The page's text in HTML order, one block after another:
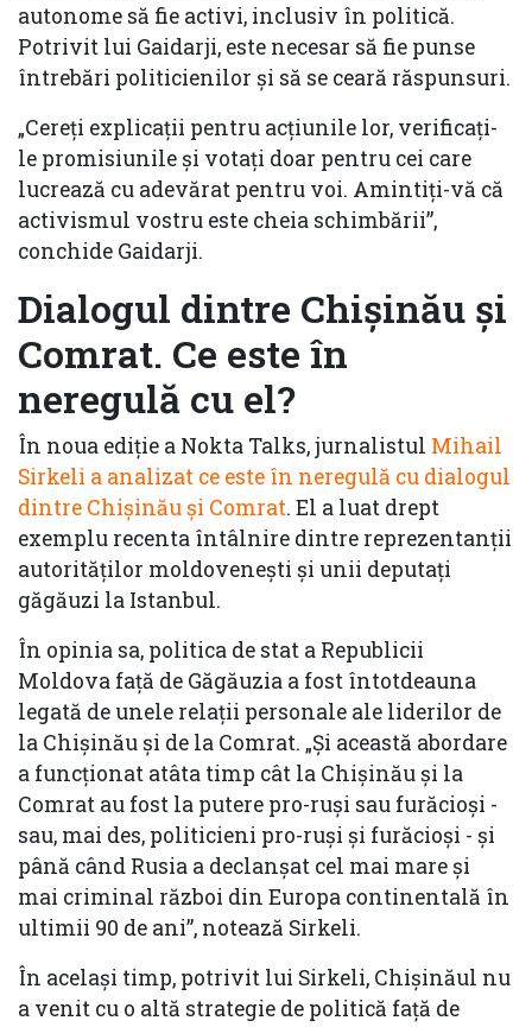
autonome să fie activi, inclusiv în politică.
Potrivit lui Gaidarji, este necesar să fie punse
întrebări politicienilor și să se ceară răspunsuri.
„Cereți explicații pentru acțiunile lor, verificați-
le promisiunile și votați doar pentru cei care
lucrează cu adevărat pentru voi. Amintiți-vă că
activismul vostru este cheia schimbării”,
conchide Gaidarji.
Dialogul dintre Chișinău și
Comrat. Ce este în
neregulă cu el?
În noua ediție a Nokta Talks, jurnalistul Mihail
Sirkeli a analizat ce este în neregulă cu dialogul
dintre Chișinău și Comrat. El a luat drept
exemplu recenta întâlnire dintre reprezentanții
autorităților moldovenești și unii deputați
găgăuzi la Istanbul.
În opinia sa, politica de stat a Republicii
Moldova față de Găgăuzia a fost întotdeauna
legată de unele relații personale ale liderilor de
la Chișinău și de la Comrat. „Și această abordare
a funcționat atâta timp cât la Chișinău și la
Comrat au fost la putere pro-ruși sau furăcioși -
sau, mai des, politicieni pro-ruși și furăcioși - și
până când Rusia a declanșat cel mai mare și
mai criminal război din Europa continentală în
ultimii 90 de ani”, notează Sirkeli.
În același timp, potrivit lui Sirkeli, Chișinăul nu
a venit cu o altă strategie de politică față de